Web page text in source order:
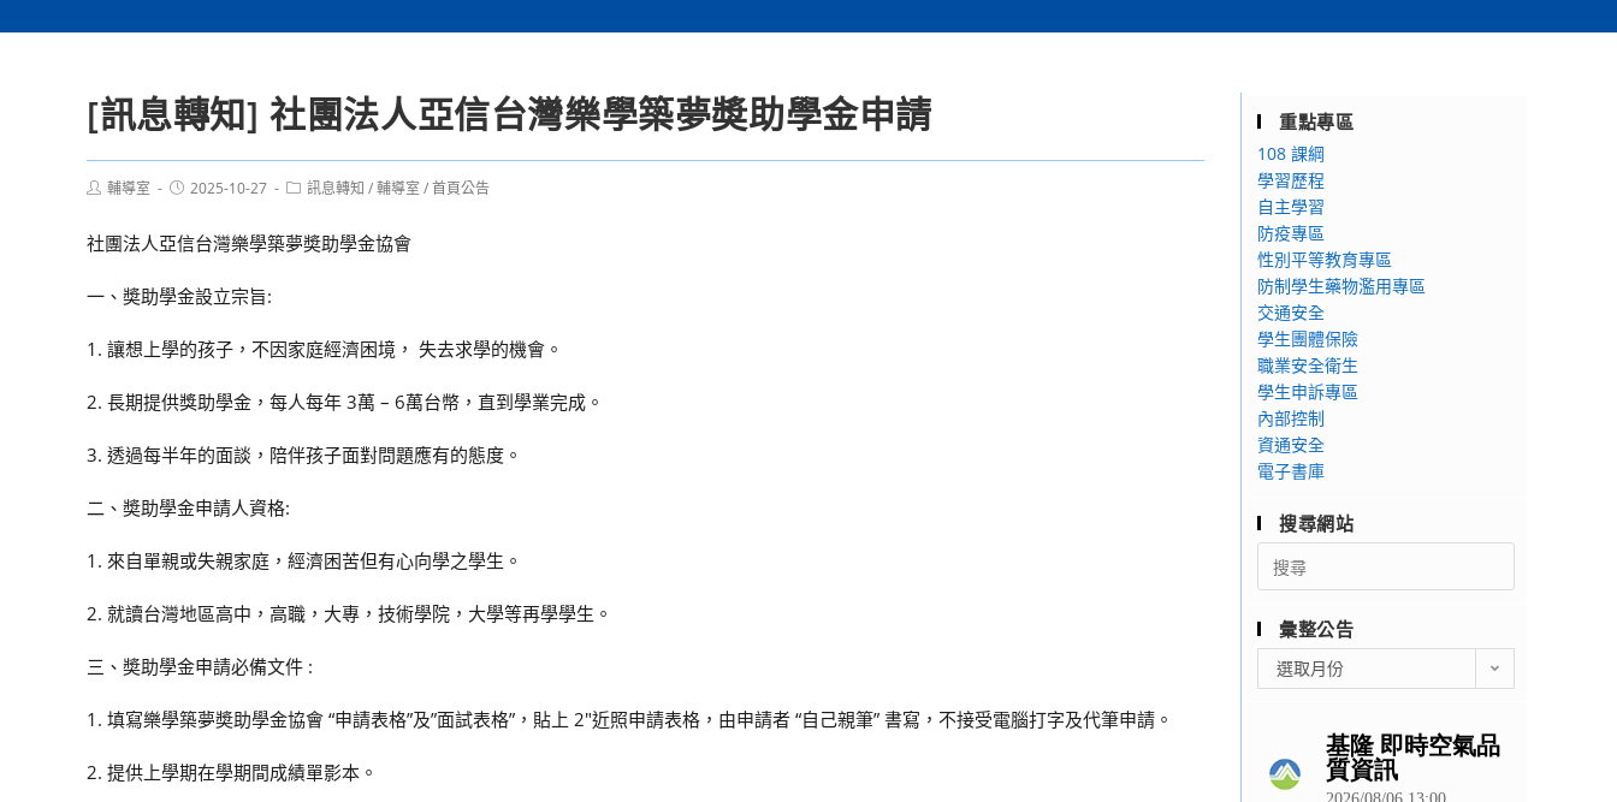
[訊息轉知] 社團法人亞信台灣樂學築夢奬助學金申請
Post輔導室
Post2025-10-27
Post訊息轉知 /輔導室 /首頁公告
社團法人亞信台灣樂學築夢奬助學金協會
一、奬助學金設立宗旨:
1. 讓想上學的孩子，不因家庭經濟困境， 失去求學的機會。
2. 長期提供獎助學金，每人每年 3萬 – 6萬台幣，直到學業完成。
3. 透過每半年的面談，陪伴孩子面對問題應有的態度。
二、奬助學金申請人資格:
1. 來自單親或失親家庭，經濟困苦但有心向學之學生。
2. 就讀台灣地區高中，高職，大專，技術學院，大學等再學學生。
三、奬助學金申請必備文件 :
1. 填寫樂學築夢奬助學金協會 “申請表格”及”面試表格”，貼上 2″近照申請表格，由申請者 “自己親筆” 書寫，不接受電腦打字及代筆申請。
2. 提供上學期在學期間成績單影本。
重點專區
108 課綱
學習歷程
自主學習
防疫專區
性別平等教育專區
防制學生藥物濫用專區
交通安全
學生團體保險
職業安全衛生
學生申訴專區
內部控制
資通安全
電子書庫
搜尋網站
Search
for:
彙整公告
整
選取月份